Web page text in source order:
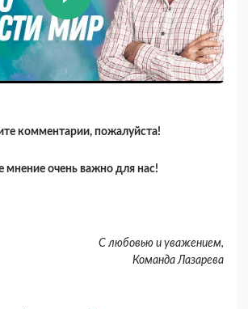
комментарии, пожалуйста!
мнение очень важно для нас!
С любовью и уважением,
Команда Лазарева